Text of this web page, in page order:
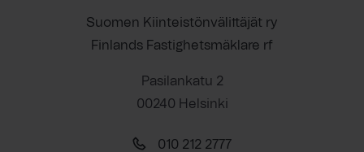
Suomen Kiinteistönvälittäjät ry
Finlands Fastighetsmäklare rf
Pasilankatu 2
00240 Helsinki
010 212 2777